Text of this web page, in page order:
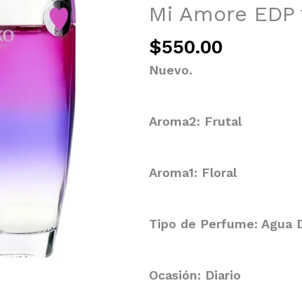
Mi Amore
$550.00
Nuevo.
Aroma2: Frutal
Aroma1: Floral
Tipo de Perfume: Agua
Ocasión: Diario